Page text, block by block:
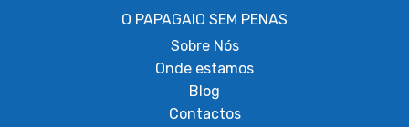
O PAPAGAIO SEM PENAS
Sobre Nós
Onde estamos
Blog
Contactos